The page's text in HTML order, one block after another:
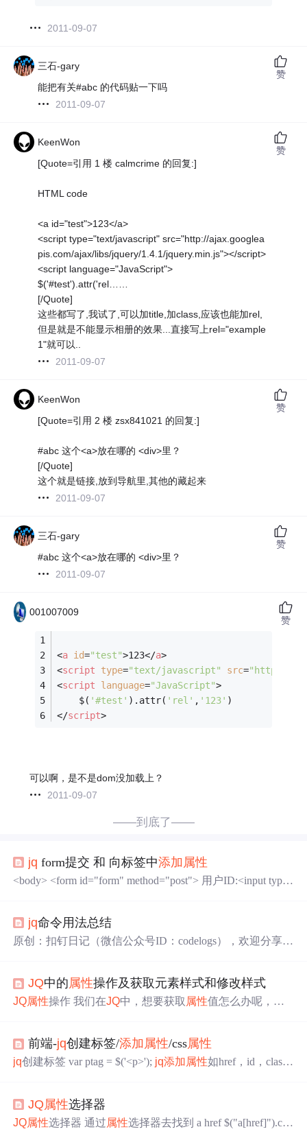
2011-09-07
三石-gary
能把有关#abc 的代码贴一下吗
2011-09-07
赞
KeenWon
[Quote=引用 1 楼 calmcrime 的回复:]
HTML code
<a id="test">123</a>
<script type="text/javascript" src="http://ajax.googlea
pis.com/ajax/libs/jquery/1.4.1/jquery.min.js"></script>
<script language="JavaScript">
$('#test').attr('rel……
[/Quote]
这些都写了,我试了,可以加title,加class,应该也能加rel,
但是就是不能显示相册的效果...直接写上rel="example
1"就可以..
2011-09-07
赞
KeenWon
[Quote=引用 2 楼 zsx841021 的回复:]
#abc 这个<a>放在哪的 <div>里？
[/Quote]
这个就是链接,放到导航里,其他的藏起来
2011-09-07
赞
三石-gary
#abc 这个<a>放在哪的 <div>里？
2011-09-07
赞
001007009
<a id="test">123</a>
<script type="text/javascript" src="http://
<script language="JavaScript">
	$(
'#test' ).attr( 'rel' , '123' )
</script>
可以啊，是不是dom没加载上？
2011-09-07
赞
——到底了——
jq form提交 和 向标签中添加 属性
<body> <form id="form" method="post"> 用户ID:<input type
jq命令用法总结
原创：扣钉日记（微信公众号ID：codelogs），欢迎分享，
命令是用来处理json数据的工具，而现如今json几乎无所不
在！ 网上的 jq命令分享文章也不少，但大多介绍得非常
式化输出 $ echo -n '{"id":1, "name":"zhangsan", "sc.
JQ中的属性操作及获取元素样式和修改样式
JQ属性操作 我们在JQ中，想要获取 属性值怎么办呢，有
以用于自定义 属性的值 prop();常用于可简写
取，无法获取自定义属性值 一般在开发的时候都用prop,禁
下: 禁用和输入字段的简单
更改表单上文本框的值。 <!--
前端-jq创建标签/添加 属性/css属性
jq创建标签 var ptag = $('<p>'); jq添加属性如href，id，clas
性 即css，如width，height，tex...
JQ 属性选择器
JQ属性 选择器 通过属性选择器去找到 a href $("a[href]").css